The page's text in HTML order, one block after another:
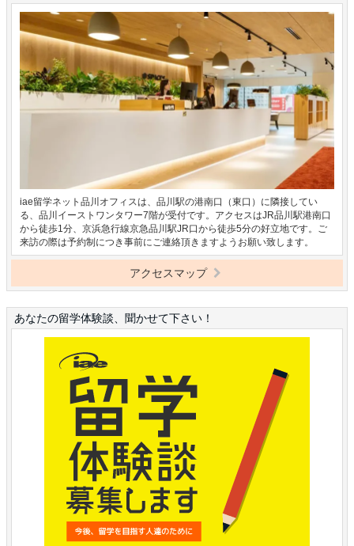
iae留学ネット品川オフィスは、品川駅の港南口（東口）に隣接してい
る、品川イーストワンタワー7階が受付です。アクセスはJR品川駅港南口
から徒歩1分、京浜急行線京急品川駅JR口から徒歩5分の好立地です。ご
来訪の際は予約制につき事前にご連絡頂きますようお願い致します。
アクセスマップ
あなたの留学体験談、聞かせて下さい！